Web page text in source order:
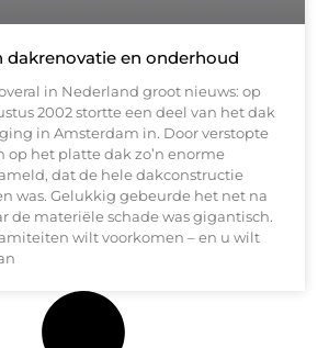
dakrenovatie en onderhoud
in Nederland groot nieuws: op
2002 stortte een deel van het dak
in Amsterdam in. Door verstopte
op het platte dak zo’n enorme
dat de hele dakconstructie
was. Gelukkig gebeurde het net na
de materiële schade was gigantisch.
wilt voorkomen – en u wilt